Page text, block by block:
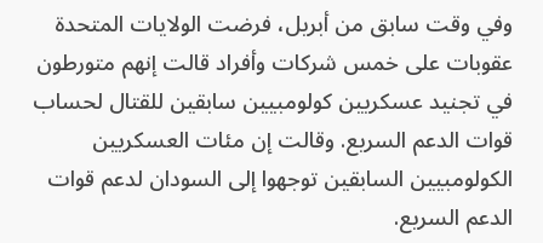
وفي وقت سابق من أبريل، فرضت الولايات المتحدة
عقوبات على خمس شركات وأفراد قالت إنهم متورطون
في تجنيد عسكريين كولومبيين سابقين للقتال لحساب
قوات الدعم السريع. وقالت إن مئات العسكريين
الكولومبيين السابقين توجهوا إلى السودان لدعم قوات
الدعم السريع.